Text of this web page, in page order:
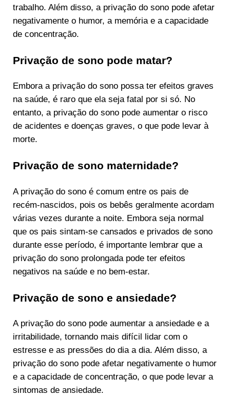
trabalho. Além disso, a privação do sono pode afetar
negativamente o humor, a memória e a capacidade
de concentração.
Privação de sono pode matar?
Embora a privação do sono possa ter efeitos graves
na saúde, é raro que ela seja fatal por si só. No
entanto, a privação do sono pode aumentar o risco
de acidentes e doenças graves, o que pode levar à
morte.
Privação de sono maternidade?
A privação do sono é comum entre os pais de
recém-nascidos, pois os bebês geralmente acordam
várias vezes durante a noite. Embora seja normal
que os pais sintam-se cansados e privados de sono
durante esse período, é importante lembrar que a
privação do sono prolongada pode ter efeitos
negativos na saúde e no bem-estar.
Privação de sono e ansiedade?
A privação do sono pode aumentar a ansiedade e a
irritabilidade, tornando mais difícil lidar com o
estresse e as pressões do dia a dia. Além disso, a
privação do sono pode afetar negativamente o humor
e a capacidade de concentração, o que pode levar a
sintomas de ansiedade.